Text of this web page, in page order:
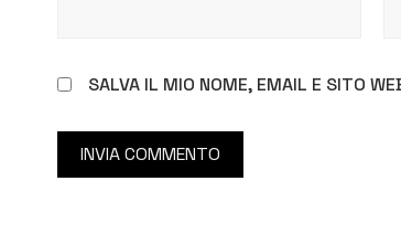
SALVA IL MIO NOME, EMAIL E SITO